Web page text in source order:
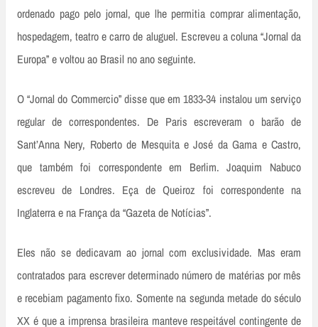
ordenado pago pelo jornal, que lhe permitia comprar alimentação,
hospedagem, teatro e carro de aluguel. Escreveu a coluna “Jornal da
Europa” e voltou ao Brasil no ano seguinte.
O “Jornal do Commercio” disse que em 1833­-34 instalou um serviço
regular de correspondentes. De Paris escreveram o barão de
Sant’Anna Nery, Roberto de Mesquita e José da Gama e Castro,
que também foi correspondente em Berlim. Joaquim Nabuco
escreveu de Londres. Eça de Queiroz foi correspondente na
Inglaterra e na França da “Gazeta de Notícias”.
Eles não se dedicavam ao jornal com exclusividade. Mas eram
contratados para escrever determinado número de matérias por mês
e recebiam pagamento fixo. Somente na segunda metade do século
XX é que a imprensa brasileira manteve respeitável contingente de